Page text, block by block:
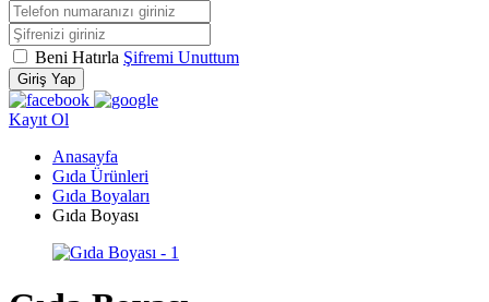
Beni Hatırla Şifremi Unuttum
Giriş Yap
Kayıt Ol
Anasayfa
Gıda Ürünleri
Gıda Boyaları
Gıda Boyası